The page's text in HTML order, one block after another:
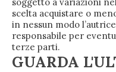
scelta acquistare o
in nessun modo
responsabile per
terze parti.
GUARDA